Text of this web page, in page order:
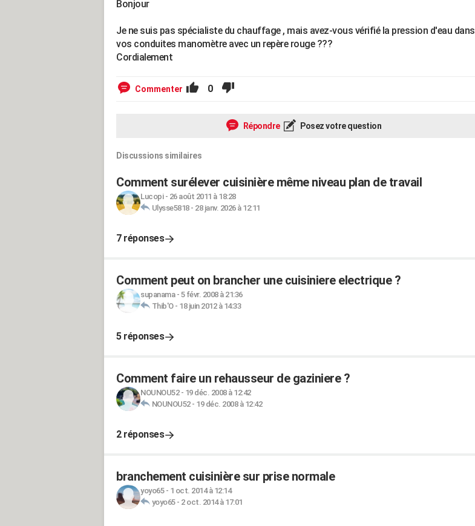
Bonjour
Je ne suis pas spécialiste du chauffage , mais avez-vous vérifié la pression d'eau dans
vos conduites manomètre avec un repère rouge ???
Cordialement
Commenter 0
Répondre Posez votre question
Discussions similaires
Comment surélever cuisinière même niveau plan de travail
Lucopi- 26 août 2011 à 18:28
Ulysse5818- 28 janv. 2026 à 12:11
7 réponses
Comment peut on brancher une cuisiniere electrique ?
supanama- 5 févr. 2008 à 21:36
Thib'O- 18 juin 2012 à 14:33
5 réponses
Comment faire un rehausseur de gaziniere ?
NOUNOU52- 19 déc. 2008 à 12:42
NOUNOU52- 19 déc. 2008 à 12:42
2 réponses
branchement cuisinière sur prise normale
yoyo65- 1 oct. 2014 à 12:14
yoyo65- 2 oct. 2014 à 17:01